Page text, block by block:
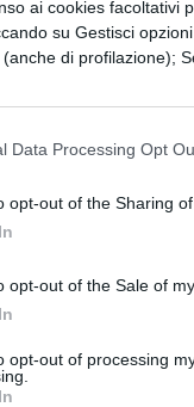
ai cookies facoltativi
su Gestisci
di profilazione);
Data Processing Opt
opt-out of the Sharing
opt-out of the Sale of
opt-out of processing
dalla natura.
in
e
e
già ammesso
ormai